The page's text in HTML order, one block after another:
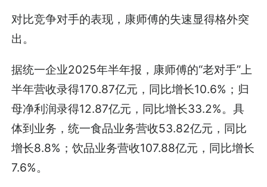
对比竞争对手的表现，康师傅的失速显得格外突
出。
据统一企业2025年半年报，康师傅的“老对手”上
半年营收录得170.87亿元，同比增长10.6%；归
母净利润录得12.87亿元，同比增长33.2%。具
体到业务，统一食品业务营收53.82亿元，同比
增长8.8%；饮品业务营收107.88亿元，同比增长
7.6%。